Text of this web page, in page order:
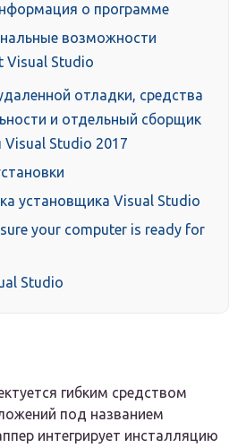
о программе
возможности
Visual Studio
отладки, средства
и отдельный сборщик
Visual Studio 2017
установщика Visual Studio
your computer is ready for
Studio
гибким средством
под названием
интегрирует инсталляцию